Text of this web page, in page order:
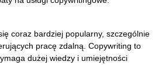
coraz bardziej popularny, szczególnie
pracę zdalną. Copywriting to
dużej wiedzy i umiejętności